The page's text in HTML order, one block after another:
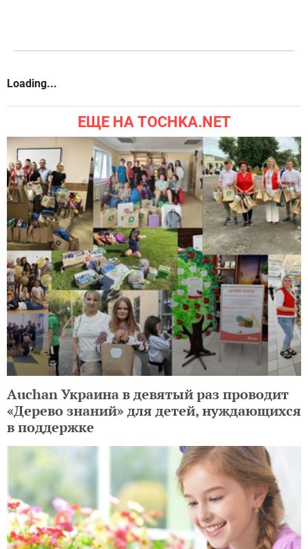
Loading...
ЕЩЕ НА TOCHKA.NET
Auchan Украина в девятый раз проводит
«Дерево знаний» для детей, нуждающихся
в поддержке